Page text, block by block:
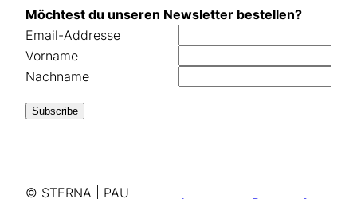
Möchtest du unseren Newsletter bestellen?
Email-Addresse
Vorname
Nachname
© STERNA | PAU